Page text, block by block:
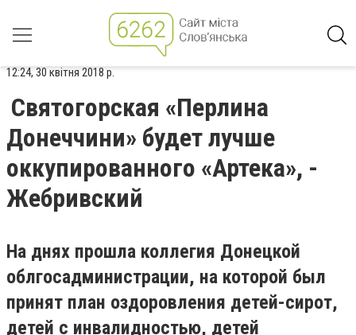
12:24, 30 квітня 2018 р.
Святогорская «Перлина
Донеччини» будет лучше
оккупированного «Артека», -
Жебривский
На днях прошла коллегия Донецкой
облгосадминистрации, на которой был
принят план оздоровления детей-сирот,
детей с инвалидностью, детей